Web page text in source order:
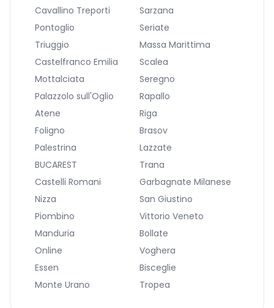
Cavallino Treporti
Sarzana
Pontoglio
Seriate
Triuggio
Massa Marittima
Castelfranco Emilia
Scalea
Mottalciata
Seregno
Palazzolo sull'Oglio
Rapallo
Atene
Riga
Foligno
Brasov
Palestrina
Lazzate
BUCAREST
Trana
Castelli Romani
Garbagnate Milanese
Nizza
San Giustino
Piombino
Vittorio Veneto
Manduria
Bollate
Online
Voghera
Essen
Bisceglie
Monte Urano
Tropea